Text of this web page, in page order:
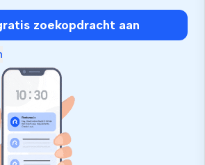
zoekopdracht aan